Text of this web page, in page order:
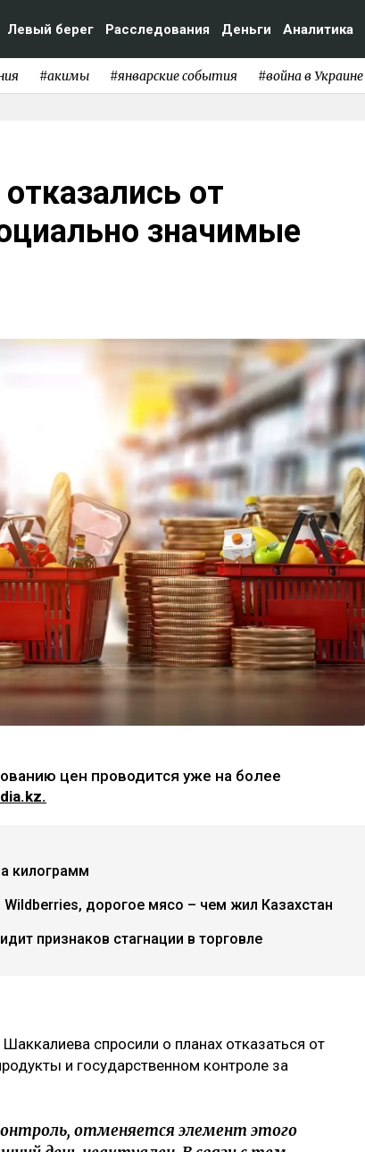
Левый берег Расследования Деньги Аналитика
#акимы #январские события #война в Украине
от
значимые
цен проводится уже на более
килограмм
дорогое мясо – чем жил Казахстан
признаков стагнации в торговле
спросили о планах отказаться от
и государственном контроле за
отменяется элемент этого